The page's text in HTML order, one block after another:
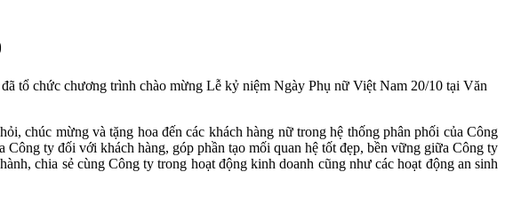
tổ chức chương trình chào mừng Lễ kỷ niệm Ngày Phụ nữ Việt Nam 20/10 tại Văn
chúc mừng và tặng hoa đến các khách hàng nữ trong hệ thống phân phối của Công
ty đối với khách hàng, góp phần tạo mối quan hệ tốt đẹp, bền vững giữa Công ty
chia sẻ cùng Công ty trong hoạt động kinh doanh cũng như các hoạt động an sinh